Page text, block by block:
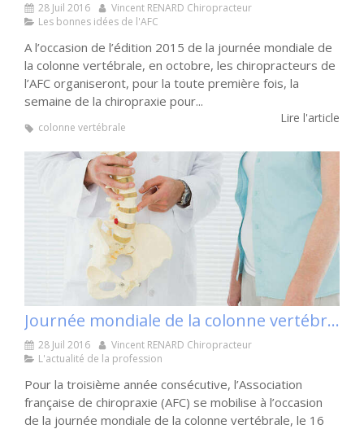
28 Juil 2016
Vincent RENARD Chiropracteur
Les bonnes idées de l'AFC
A l’occasion de l’édition 2015 de la journée mondiale de
la colonne vertébrale, en octobre, les chiropracteurs de
l’AFC organiseront, pour la toute première fois, la
semaine de la chiropraxie pour...
Lire l'article
colonne vertébrale
Journée mondiale de la colonne vertébrale : à vos agendas !
28 Juil 2016
Vincent RENARD Chiropracteur
L'actualité de la profession
Pour la troisième année consécutive, l’Association
française de chiropraxie (AFC) se mobilise à l’occasion
de la journée mondiale de la colonne vertébrale, le 16